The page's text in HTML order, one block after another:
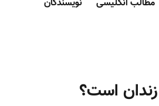
مطالب انگلیسی نویسندگان
است؟